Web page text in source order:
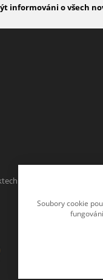
informováni o všech
nebo e-shopu?
Soubory cookie